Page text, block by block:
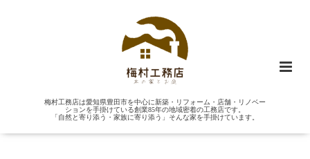
梅村工務店は愛知県豊田市を中心に新築・リフォーム・店舗・リノベー
ションを手掛けている創業85年の地域密着の工務店です。
「自然と寄り添う・家族に寄り添う」そんな家を手掛けています。